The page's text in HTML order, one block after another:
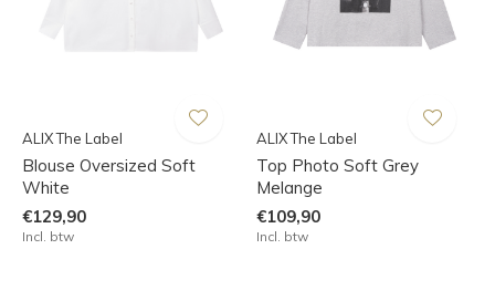
ALIX The Label
Blouse Oversized Soft
White
€129,90
Incl. btw
ALIX The Label
Top Photo Soft Grey
Melange
€109,90
Incl. btw